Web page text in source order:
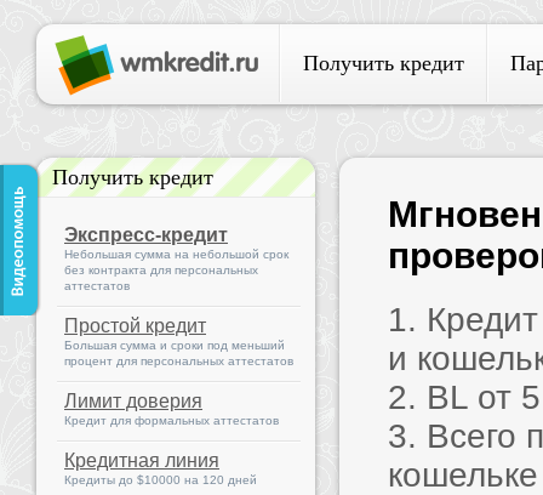
Получить кредит
Получить кредит
Экспресс-кредит
Небольшая сумма на небольшой срок
без контракта для персональных
аттестатов
Простой кредит
Большая сумма и сроки под меньший
процент для персональных аттестатов
Лимит доверия
Кредит для формальных аттестатов
Кредитная линия
Кредиты до $10000 на 120 дней
1.
и
2. BL от
3. Всего
кошельке